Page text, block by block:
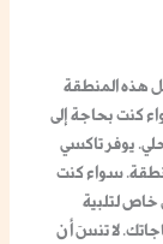
هذه المنطقة
كنت بحاجة إلى
يوفرتاكسي
سواء كنت
خاصلتلبية
لا تنسَ أن